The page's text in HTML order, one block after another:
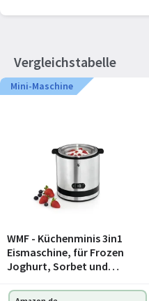
Vergleichstabelle
Mini-Maschine
WMF - Küchenminis 3in1
Eismaschine, für Frozen
Joghurt, Sorbet und
300 ml, Eisportionierer, 30-